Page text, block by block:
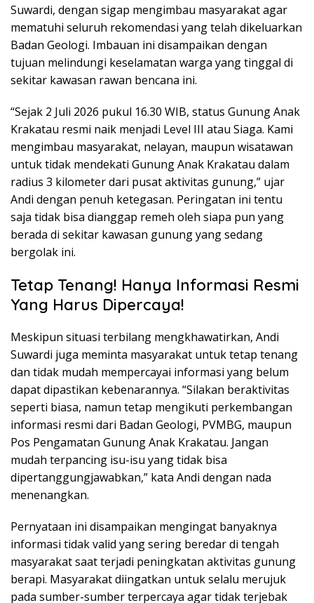
Suwardi, dengan sigap mengimbau masyarakat agar
mematuhi seluruh rekomendasi yang telah dikeluarkan
Badan Geologi. Imbauan ini disampaikan dengan
tujuan melindungi keselamatan warga yang tinggal di
sekitar kawasan rawan bencana ini.
“Sejak 2 Juli 2026 pukul 16.30 WIB, status Gunung Anak
Krakatau resmi naik menjadi Level III atau Siaga. Kami
mengimbau masyarakat, nelayan, maupun wisatawan
untuk tidak mendekati Gunung Anak Krakatau dalam
radius 3 kilometer dari pusat aktivitas gunung,” ujar
Andi dengan penuh ketegasan. Peringatan ini tentu
saja tidak bisa dianggap remeh oleh siapa pun yang
berada di sekitar kawasan gunung yang sedang
bergolak ini.
Tetap Tenang! Hanya Informasi Resmi
Yang Harus Dipercaya!
Meskipun situasi terbilang mengkhawatirkan, Andi
Suwardi juga meminta masyarakat untuk tetap tenang
dan tidak mudah mempercayai informasi yang belum
dapat dipastikan kebenarannya. “Silakan beraktivitas
seperti biasa, namun tetap mengikuti perkembangan
informasi resmi dari Badan Geologi, PVMBG, maupun
Pos Pengamatan Gunung Anak Krakatau. Jangan
mudah terpancing isu-isu yang tidak bisa
dipertanggungjawabkan,” kata Andi dengan nada
menenangkan.
Pernyataan ini disampaikan mengingat banyaknya
informasi tidak valid yang sering beredar di tengah
masyarakat saat terjadi peningkatan aktivitas gunung
berapi. Masyarakat diingatkan untuk selalu merujuk
pada sumber-sumber terpercaya agar tidak terjebak